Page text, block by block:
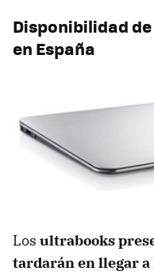
Disponibilidad
en España
Los ultrabooks
tardarán en llegar a